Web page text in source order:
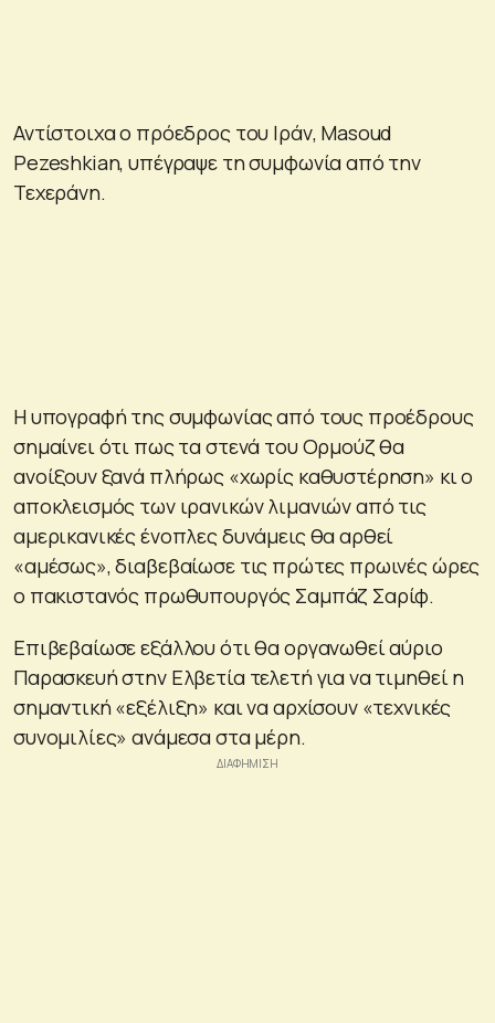
Αντίστοιχα ο πρόεδρος του Ιράν, Masoud
Pezeshkian, υπέγραψε τη συμφωνία από την
Τεχεράνη.
Η υπογραφή της συμφωνίας από τους προέδρους
σημαίνει ότι πως τα στενά του Ορμούζ θα
ανοίξουν ξανά πλήρως «χωρίς καθυστέρηση» κι ο
αποκλεισμός των ιρανικών λιμανιών από τις
αμερικανικές ένοπλες δυνάμεις θα αρθεί
«αμέσως», διαβεβαίωσε τις πρώτες πρωινές ώρες
ο πακιστανός πρωθυπουργός Σαμπάζ Σαρίφ.
Επιβεβαίωσε εξάλλου ότι θα οργανωθεί αύριο
Παρασκευή στην Ελβετία τελετή για να τιμηθεί η
σημαντική «εξέλιξη» και να αρχίσουν «τεχνικές
συνομιλίες» ανάμεσα στα μέρη.